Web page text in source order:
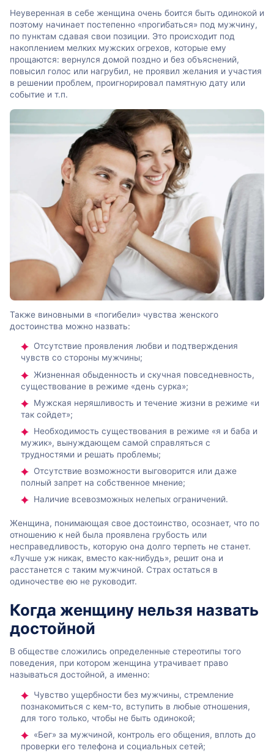
Неуверенная в себе женщина очень боится быть одинокой и
поэтому начинает постепенно «прогибаться» под мужчину,
по пунктам сдавая свои позиции. Это происходит под
накоплением мелких мужских огрехов, которые ему
прощаются: вернулся домой поздно и без объяснений,
повысил голос или нагрубил, не проявил желания и участия
в решении проблем, проигнорировал памятную дату или
событие и т.п.
Также виновными в «погибели» чувства женского
достоинства можно назвать:
Отсутствие проявления любви и подтверждения
чувств со стороны мужчины;
Жизненная обыденность и скучная повседневность,
существование в режиме «день сурка»;
Мужская неряшливость и течение жизни в режиме «и
так сойдет»;
Необходимость существования в режиме «я и баба и
мужик», вынуждающем самой справляться с
трудностями и решать проблемы;
Отсутствие возможности выговорится или даже
полный запрет на собственное мнение;
Наличие всевозможных нелепых ограничений.
Женщина, понимающая свое достоинство, осознает, что по
отношению к ней была проявлена грубость или
несправедливость, которую она долго терпеть не станет.
«Лучше уж никак, вместо как-нибудь», решит она и
расстанется с таким мужчиной. Страх остаться в
одиночестве ею не руководит.
Когда женщину нельзя назвать
достойной
В обществе сложились определенные стереотипы того
поведения, при котором женщина утрачивает право
называться достойной, а именно:
Чувство ущербности без мужчины, стремление
познакомиться с кем-то, вступить в любые отношения,
для того только, чтобы не быть одинокой;
«Бег» за мужчиной, контроль его общения, вплоть до
проверки его телефона и социальных сетей;